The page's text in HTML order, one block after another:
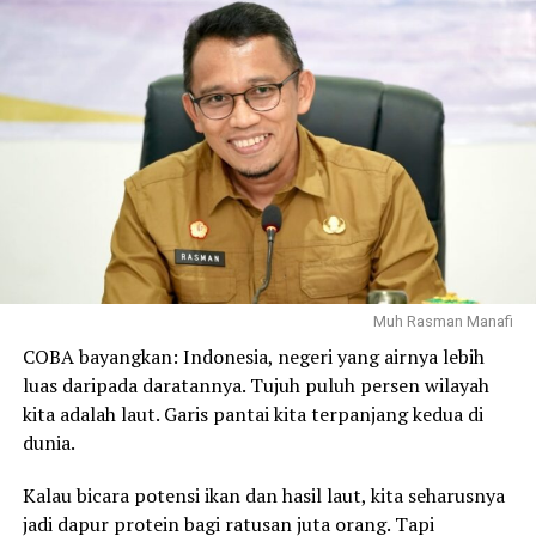
digital, meningkatnya polarisasi dalam kehidupan
bermasyarakat, ancaman intoleransi, kerusakan
lingkungan, serta bencana alam yang datang silih
berganti.
Di sisi lain, tantangan moral seperti menurunnya
integritas, menguatnya individualisme, dan mulai
memudarnya semangat gotong royong menjadi
pekerjaan rumah yang tidak kalah penting.
Tantangan-tantangan tersebut menunjukkan bahwa
Indonesia tidak hanya membutuhkan pembangunan fisik
dan kemajuan teknologi, tetapi juga penguatan karakter,
persatuan, dan ketahanan moral bangsa.
Dalam konteks itulah doa menjadi kekuatan spiritual
yang menyertai setiap ikhtiar bangsa. Zikir dan doa
bersama lintas agama bukanlah pelarian dari persoalan,
melainkan ikhtiar batin untuk memohon pertolongan
Muh Rasman Manafi
COBA bayangkan: Indonesia, negeri yang airnya lebih
luas daripada daratannya. Tujuh puluh persen wilayah
kita adalah laut. Garis pantai kita terpanjang kedua di
dunia.
Kalau bicara potensi ikan dan hasil laut, kita seharusnya
jadi dapur protein bagi ratusan juta orang. Tapi